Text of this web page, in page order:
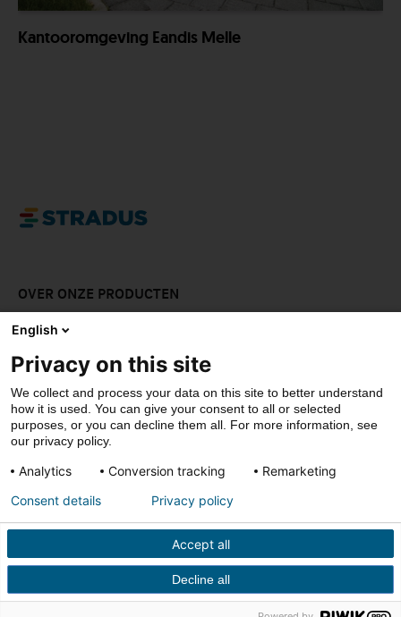
Kantooromgeving Eandis Melle
OVER ONZE PRODUCTEN
LAAT JE INSPIREREN
DOWNLOADS
CONTACT
© Stradus
Privacy- & cookiepolicy
Disclaimer
Verkoopsvoorwaarden
English
Privacy on this site
We collect and process your data on this site to better understand
how it is used. You can give your consent to all or selected
purposes, or you can decline them all. For more information, see
our privacy policy.
Analytics Conversion tracking Remarketing
Accept all
Decline all
Consent details Privacy policy